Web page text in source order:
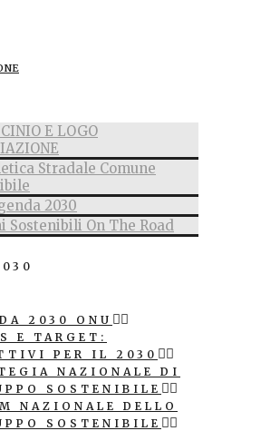
E LOGO
Stradale Comune
2030
Sostenibili On The Road
2030 ONU
E TARGET:
PER IL 2030
NAZIONALE DI
SOSTENIBILE
NAZIONALE DELLO
SOSTENIBILE